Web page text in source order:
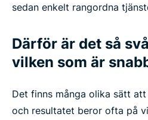
sedan enkelt rangordna
Därför är det så
vilken som är
Det finns många olika sätt
och resultatet beror ofta på